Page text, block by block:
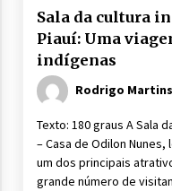
Sala da cultura
Piauí: Uma
indígenas
Rodrigo Martins
Texto: 180 graus A Sala
– Casa de Odilon
um dos principais
grande número de